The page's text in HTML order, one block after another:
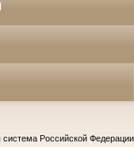
система Российской